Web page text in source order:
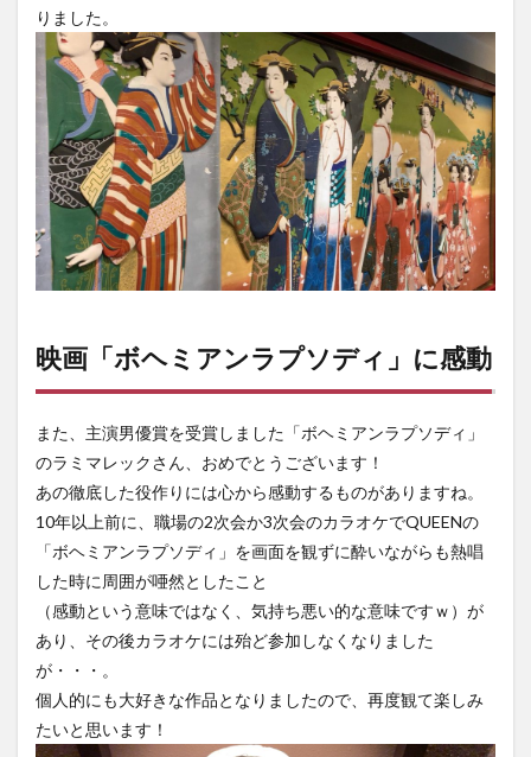
りました。
映画「ボヘミアンラプソディ」に感動
また、主演男優賞を受賞しました「ボヘミアンラプソディ」
のラミマレックさん、おめでとうございます！
あの徹底した役作りには心から感動するものがありますね。
10年以上前に、職場の2次会か3次会のカラオケでQUEENの
「ボヘミアンラプソディ」を画面を観ずに酔いながらも熱唱
した時に周囲が唖然としたこと
（感動という意味ではなく、気持ち悪い的な意味ですｗ）が
あり、その後カラオケには殆ど参加しなくなりました
が・・・。
個人的にも大好きな作品となりましたので、再度観て楽しみ
たいと思います！